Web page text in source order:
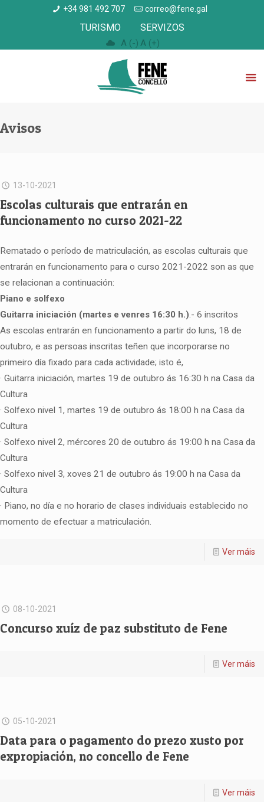
+34 981 492 707 correo@fene.gal
TURISMO SERVIZOS
A (-) A (+)
Avisos
13-10-2021
Escolas culturais que entrarán en
funcionamento no curso 2021-22
Rematado o período de matriculación, as escolas culturais que
entrarán en funcionamento para o curso 2021-2022 son as que
se relacionan a continuación:
Piano e solfexo
Guitarra iniciación (martes e venres 16:30 h.).- 6 inscritos
As escolas entrarán en funcionamento a partir do luns, 18 de
outubro, e as persoas inscritas teñen que incorporarse no
primeiro día fixado para cada actividade; isto é,
· Guitarra iniciación, martes 19 de outubro ás 16:30 h na Casa da
Cultura
· Solfexo nivel 1, martes 19 de outubro ás 18:00 h na Casa da
Cultura
· Solfexo nivel 2, mércores 20 de outubro ás 19:00 h na Casa da
Cultura
· Solfexo nivel 3, xoves 21 de outubro ás 19:00 h na Casa da
Cultura
· Piano, no día e no horario de clases individuais establecido no
momento de efectuar a matriculación.
Ver máis
08-10-2021
Concurso xuíz de paz substituto de Fene
Ver máis
05-10-2021
Data para o pagamento do prezo xusto por
expropiación, no concello de Fene
Ver máis